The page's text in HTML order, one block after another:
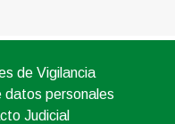
de Vigilancia
personales
Judicial